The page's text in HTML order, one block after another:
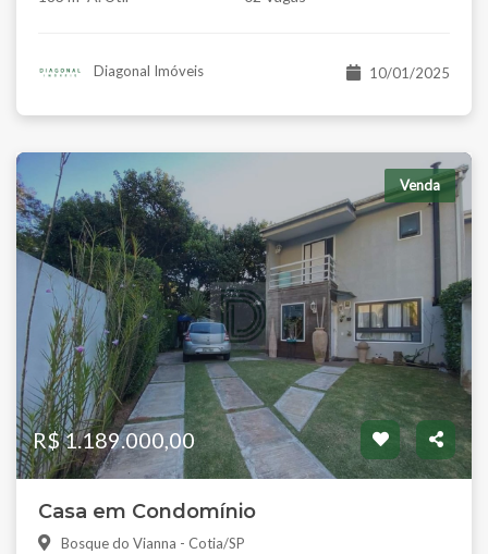
Diagonal Imóveis 10/01/2025
Venda
R$ 1.189.000,00
Casa em Condomínio
Bosque do Vianna - Cotia/SP